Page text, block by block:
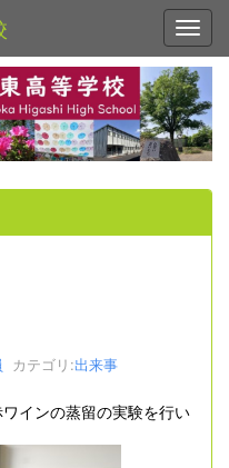
カテゴリ:出来事
インの蒸留の実験を行い